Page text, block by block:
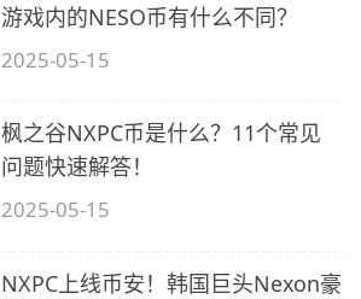
游戏内的NESO币有什么不同？
2025-05-15
枫之谷NXPC币是什么？11个常见
问题快速解答！
2025-05-15
NXPC上线币安！韩国巨头Nexon豪